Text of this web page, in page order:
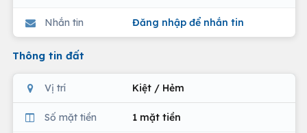
Nhắn tin Đăng nhập để nhắn tin
Thông tin đất
Vị trí Kiệt / Hẻm
Số mặt tiền 1 mặt tiền